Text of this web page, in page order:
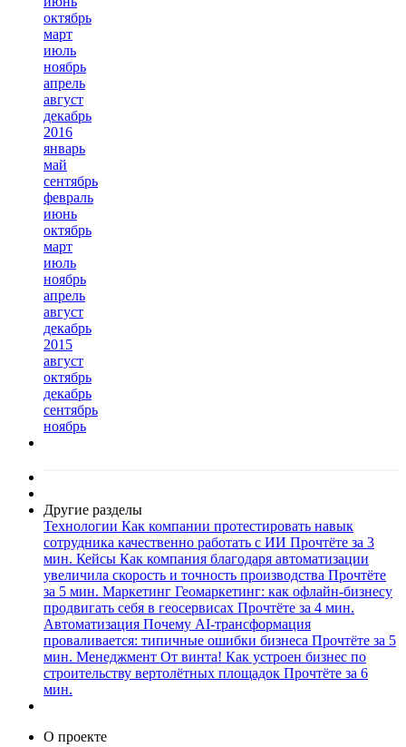
октябрь
март
июль
ноябрь
апрель
август
декабрь
2016
январь
май
сентябрь
февраль
июнь
октябрь
март
июль
ноябрь
апрель
август
декабрь
2015
август
октябрь
декабрь
сентябрь
ноябрь
Другие разделы
Технологии Как компании протестировать навык
сотрудника качественно работать с ИИ Прочтёте за 3
мин. Кейсы Как компания благодаря автоматизации
увеличила скорость и точность производства Прочтёте
за 5 мин. Маркетинг Геомаркетинг: как офлайн-бизнесу
продвигать себя в геосервисах Прочтёте за 4 мин.
Автоматизация Почему AI-трансформация
проваливается: типичные ошибки бизнеса Прочтёте за 5
мин. Менеджмент От винта! Как устроен бизнес по
строительству вертолётных площадок Прочтёте за 6
мин.
О проекте